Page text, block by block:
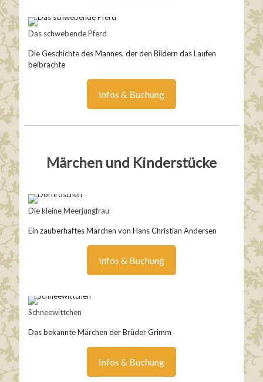
Das schwebende Pferd
Die Geschichte des Mannes, der den Bildern das Laufen
beibrachte
Infos & Buchung
Märchen und Kinderstücke
Die kleine Meerjungfrau
Ein zauberhaftes Märchen von Hans Christian Andersen
Infos & Buchung
Schneewittchen
Das bekannte Märchen der Brüder Grimm
Infos & Buchung